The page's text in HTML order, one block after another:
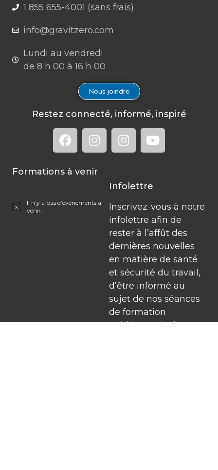
1 855 655-4001 (sans frais)
info@gravitzero.com
Lundi au vendredi
de 8 h 00 à 16 h 00
Nous joindre
Restez connecté, informé, inspiré
Formations à venir
Notice
Il n’y a pas d’évènements à
venir.
Infolettre
Inscrivez-vous à notre
infolettre afin de
rester à l’affût des
dernières nouvelles
en matière de santé
et sécurité du travail,
d’être informé au
sujet de nos séances
de formation
publiques ainsi que